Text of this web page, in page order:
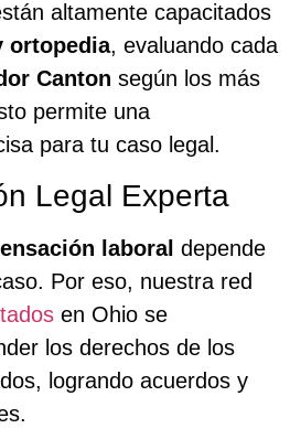
altamente capacitados
ortopedia, evaluando cada
Canton según los más
permite una
para tu caso legal.
Legal Experta
laboral depende
Por eso, nuestra red
en Ohio se
los derechos de los
logrando acuerdos y